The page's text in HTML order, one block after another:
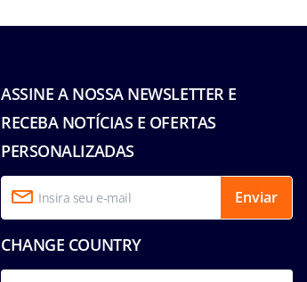
ASSINE A NOSSA NEWSLETTER E
RECEBA NOTÍCIAS E OFERTAS
PERSONALIZADAS
Enviar
CHANGE COUNTRY